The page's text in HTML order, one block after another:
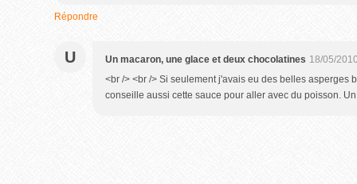
Répondre
U Un macaron, une glace et deux chocolatines 18/05/
<br /> <br /> Si seulement j'avais eu des belles asperges
conseille aussi cette sauce pour aller avec du poisson.